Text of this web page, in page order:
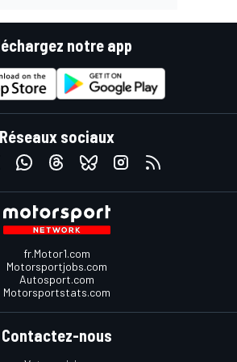
notre app
Réseaux sociaux
fr.Motor1.com
Motorsportjobs.com
Autosport.com
Motorsportstats.com
Contactez-nous